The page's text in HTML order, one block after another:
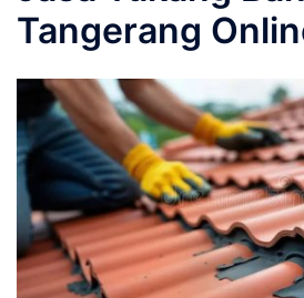
Tangerang